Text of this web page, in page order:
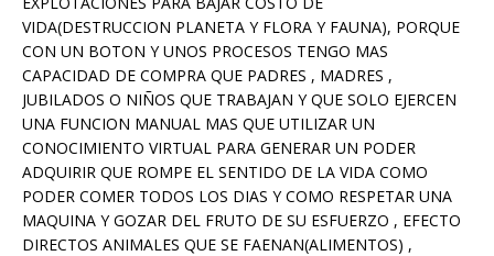
VIDA(DESTRUCCION PLANETA Y FLORA Y FAUNA), PORQUE
CON UN BOTON Y UNOS PROCESOS TENGO MAS
CAPACIDAD DE COMPRA QUE PADRES , MADRES ,
JUBILADOS O NIÑOS QUE TRABAJAN Y QUE SOLO EJERCEN
UNA FUNCION MANUAL MAS QUE UTILIZAR UN
CONOCIMIENTO VIRTUAL PARA GENERAR UN PODER
ADQUIRIR QUE ROMPE EL SENTIDO DE LA VIDA COMO
PODER COMER TODOS LOS DIAS Y COMO RESPETAR UNA
MAQUINA Y GOZAR DEL FRUTO DE SU ESFUERZO , EFECTO
DIRECTOS ANIMALES QUE SE FAENAN(ALIMENTOS) ,